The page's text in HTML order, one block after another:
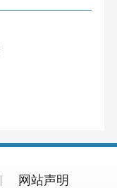
网站声明